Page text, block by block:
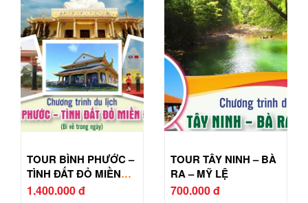
TOUR BÌNH PHƯỚC –
TÌNH ĐẤT ĐỎ MIỀN
ĐÔNG
1.400.000 đ
TOUR TÂY NINH – BÀ
RA – MỸ LỆ
700.000 đ